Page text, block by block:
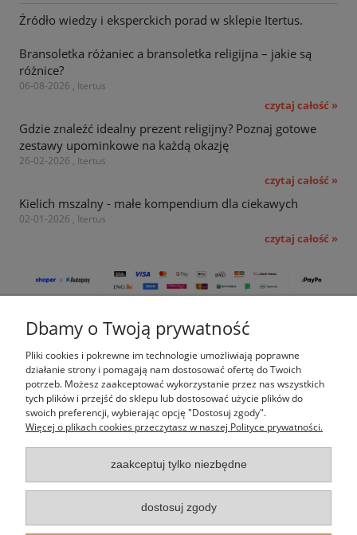
Źródło wiedzy i eksperckich porad w sklepie Itertus.
Bransoletka różaniec a bransoletka religijna – jakie są
różnice?
06-08-2026 , Itertus
czytaj całość »
Gdzie znaleźć idealny prezent religijny? Poznaj gotowe
zestawy upominkowe na każdą okazję
26-02-2026 , Itertus
czytaj całość »
Kielich mszalny - małe kompendium dla ciekawych
02-01-2026 , Itertus
czytaj całość »
Pomoc
Moje konto
Płatności i dostawa
Informacje
O nas
Indeks kategorii
Dbamy o Twoją prywatność
Pliki cookies i pokrewne im technologie umożliwiają poprawne
działanie strony i pomagają nam dostosować ofertę do Twoich
potrzeb. Możesz zaakceptować wykorzystanie przez nas wszystkich
tych plików i przejść do sklepu lub dostosować użycie plików do
swoich preferencji, wybierając opcję "Dostosuj zgody".
Więcej o plikach cookies przeczytasz w naszej Polityce prywatności.
zaakceptuj tylko niezbędne
dostosuj zgody